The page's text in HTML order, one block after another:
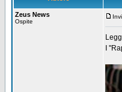
Zeus News
Ospite
I